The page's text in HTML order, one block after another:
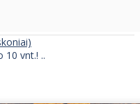
10 vnt.! ..